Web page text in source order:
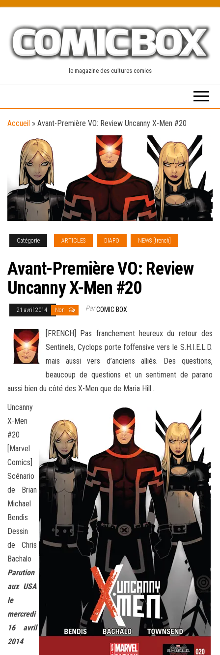
content
le magazine des cultures comics
Accueil » Avant-Première VO: Review Uncanny X-Men #20
Catégorie ARTICLES DIAPO NEWS [french]
Avant-Première VO: Review
Uncanny X-Men #20
21 avril 2014 Non ParCOMIC BOX
[FRENCH] Pas franchement heureux du retour des
Sentinels, Cyclops porte l’offensive vers le S.H.I.E.L.D.
mais aussi vers d’anciens alliés. Des questions,
beaucoup de questions et un sentiment de parano
aussi bien du côté des X-Men que de Maria Hill…
Uncanny
X-Men
#20
[Marvel
Comics]
Scénario
de Brian
Michael
Bendis
Dessin
de Chris
Bachalo
Parution
aux USA
le
mercredi
16 avril
2014